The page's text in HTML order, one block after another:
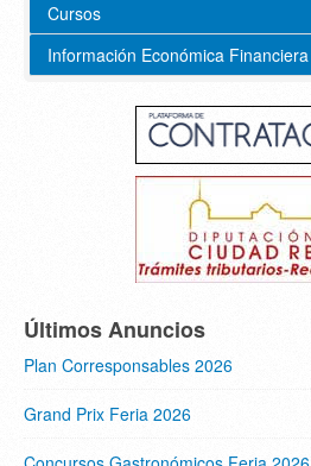
Cursos
Información Económica Financiera
Últimos Anuncios
Plan Corresponsables 2026
Grand Prix Feria 2026